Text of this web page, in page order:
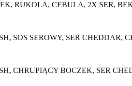
RUKOLA, CEBULA, 2X SER,
SOS SEROWY, SER
CHRUPIĄCY BOCZEK, SER